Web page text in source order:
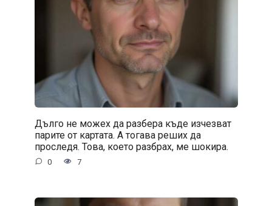
Дълго не можех да разбера къде изчезват
парите от картата. А тогава реших да
проследя. Това, което разбрах, ме шокира.
0 7